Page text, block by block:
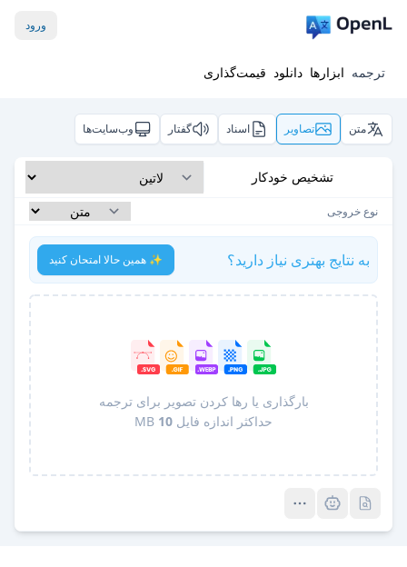
ورود
ترجمه ابزارها دانلود قیمت‌گذاری
متن تصاویر اسناد گفتار وب‌سایت‌ها
تشخیص خودکار
نوع خروجی
به نتایج بهتری نیاز دارید؟ ✨ همین حالا امتحان کنید
بارگذاری یا رها کردن تصویر برای ترجمه
حداکثر اندازه فایل 10